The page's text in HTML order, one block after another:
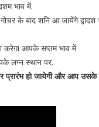
भाव में.
के बाद शनि आ जायेंगे द्वादश
आपके सप्तम भाव में
लग्न स्थान पर.
प्रारंभ हो जायेगी और आप